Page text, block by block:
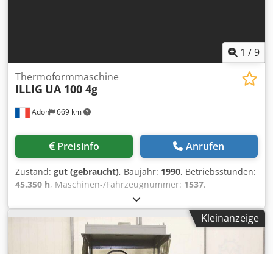
1 /9
Adon 669 km
Thermoformmaschine
ILLIG UA 100 4g
Preisinfo Anrufen
Zustand: gut (gebraucht), Baujahr: 1990, Betriebsstunden:
45.350 h, Maschinen-/Fahrzeugnummer: 1537,
Hybridmaschine, die das Thermoformen von Folien oder
Spulen ermöglicht. Maschine ausgestattet mit einem
Plattenlader Typ BE ohne Vorwärmung. Ausgestattet mit
einer Spulenabwickelvorrichtung vom Typ PR. Ausgestattet
mit einem Ober- und Untertisch. Verwaltet von einem
Kleinanzeige